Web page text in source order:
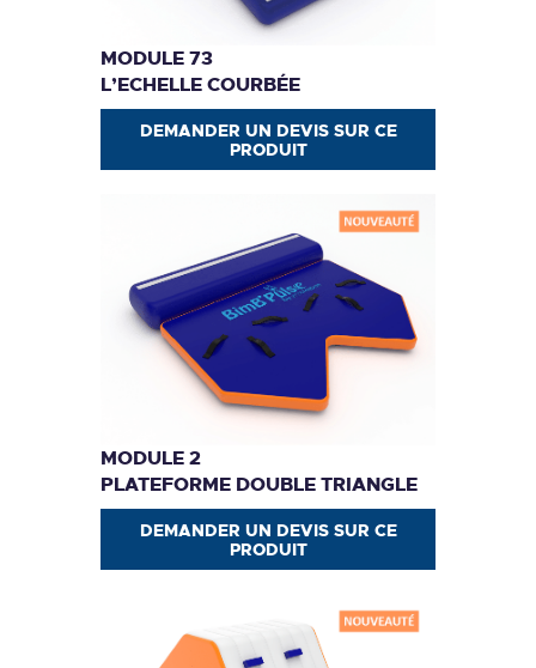
MODULE 73
L’ECHELLE COURBÉE
DEMANDER UN DEVIS SUR CE
PRODUIT
MODULE 2
PLATEFORME DOUBLE TRIANGLE
DEMANDER UN DEVIS SUR CE
PRODUIT